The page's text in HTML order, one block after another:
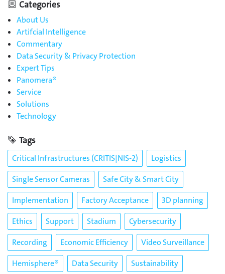
Categories
About Us
Artifcial Intelligence
Commentary
Data Security & Privacy Protection
Expert Tips
Panomera®
Service
Solutions
Technology
Tags
Critical Infrastructures (CRITIS|NIS-2)
Logistics
Single Sensor Cameras
Safe City & Smart City
Implementation
Factory Acceptance
3D planning
Ethics
Support Stadium
Cybersecurity
Recording
Economic Efficiency
Video Surveillance
Hemisphere®
Data Security
Sustainability